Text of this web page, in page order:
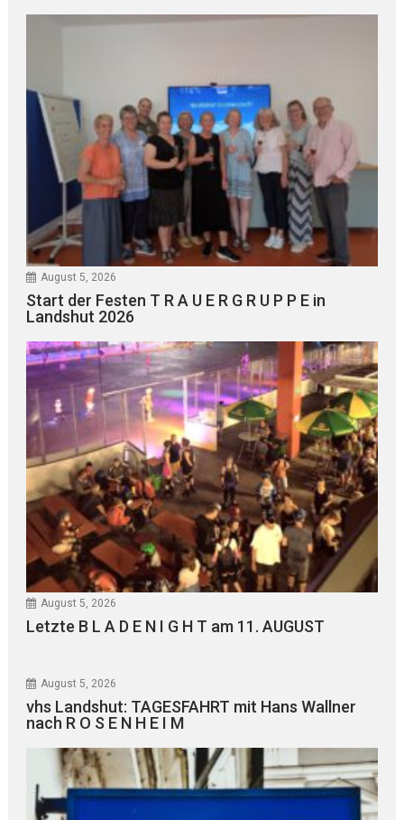
August 5, 2026
Start der Festen T R A U E R G R U P P E in
Landshut 2026
August 5, 2026
Letzte B L A D E N I G H T am 11. AUGUST
August 5, 2026
vhs Landshut: TAGESFAHRT mit Hans Wallner
nach R O S E N H E I M